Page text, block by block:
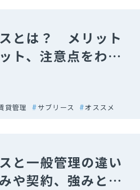
とは？ メリット
ト、注意点をわか
貸管理 サブリース オススメ
と一般管理の違い
や契約、強みと弱